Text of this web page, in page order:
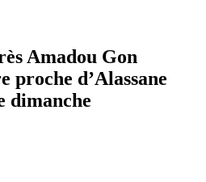
Amadou Gon
proche d’Alassane
dimanche